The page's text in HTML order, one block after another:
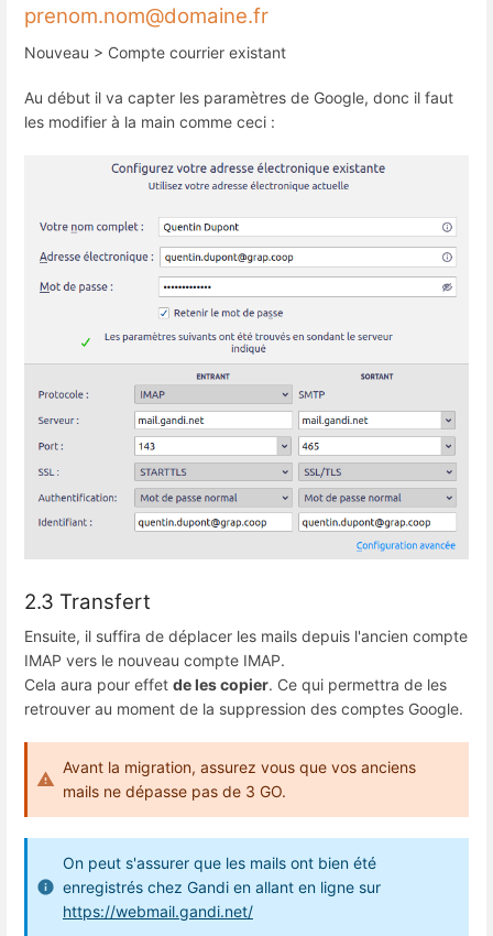
prenom.nom@domaine.fr
Nouveau > Compte courrier existant
Au début il va capter les paramètres de Google, donc il faut
les modifier à la main comme ceci :
2.3 Transfert
Ensuite, il suffira de déplacer les mails depuis l'ancien compte
IMAP vers le nouveau compte IMAP.
Cela aura pour effet de les copier. Ce qui permettra de les
retrouver au moment de la suppression des comptes Google.
Avant la migration, assurez vous que vos anciens
mails ne dépasse pas de 3 GO.
On peut s'assurer que les mails ont bien été
enregistrés chez Gandi en allant en ligne sur
https://webmail.gandi.net/